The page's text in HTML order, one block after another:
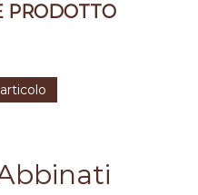
PRODOTTO